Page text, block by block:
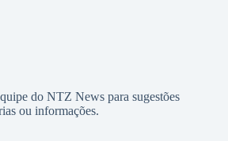
do NTZ News para sugestões
ou informações.